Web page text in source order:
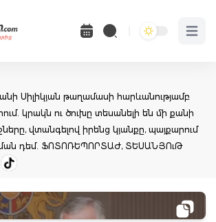
Open
Սիլիկյան թաղամասի հարևանությամբ
կրակն ու ծուխը տեսանելի են մի քանի
վտանգելով իրենց կյանքը, պայքարում
դեմ. ՖՈՏՈՌԵՊՈՐՏԱԺ, ՏԵՍԱՆՅՈւԹ